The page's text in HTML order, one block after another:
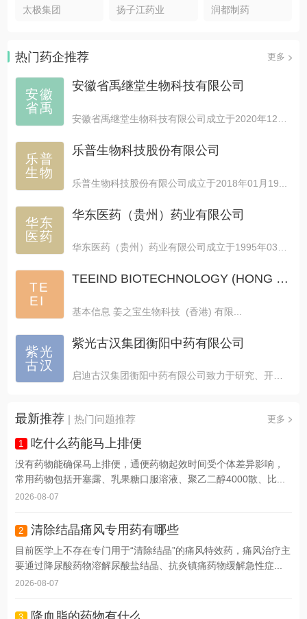
太极集团 扬子江药业
润都制药
热门药企推荐 更多
安徽
省禹
安徽省禹继堂生物科技有限公司
乐普
生物
乐普生物科技股份有限公司
乐普生物科技股份有限公司成立于2018年01月19...
华东
医药
华东医药（贵州）药业有限公司
华东医药（贵州）药业有限公司成立于1995年03月...
TE
EI
TEEIND BIOTECHNOLOGY (HONG KONG) CO.,LIMITED
基本信息 姜之宝生物科技 (香港) 有限...
紫光
古汉
紫光古汉集团衡阳中药有限公司
启迪古汉集团衡阳中药有限公司致力于研究、开发中国中药传...
最新推荐 | 热门问题推荐 更多
1 吃什么药能马上排便
没有药物能确保马上排便，通便药物起效时间受个体差异影响，
常用药物包括开塞露、乳果糖口服溶液、聚乙二醇4000散、比...
2026-08-07
2 清除结晶痛风专用药有哪些
目前医学上不存在专门用于“清除结晶”的痛风特效药，痛风治疗主
要通过降尿酸药物溶解尿酸盐结晶、抗炎镇痛药物缓解急性症...
2026-08-07
降血脂的药物有什么